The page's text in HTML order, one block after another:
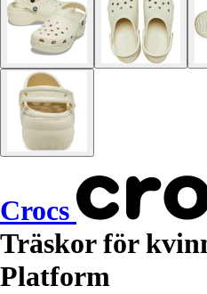
Crocs
Träskor för
Platform